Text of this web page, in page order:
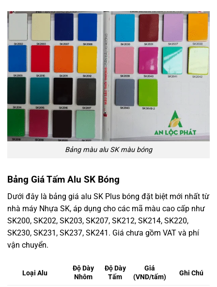
Bảng màu alu SK màu bóng
Bảng Giá Tấm Alu SK Bóng
Dưới đây là bảng giá alu SK Plus bóng đặt biệt mới nhất từ
nhà máy Nhựa SK, áp dụng cho các mã màu cao cấp như
SK200, SK202, SK203, SK207, SK212, SK214, SK220,
SK230, SK231, SK237, SK241. Giá chưa gồm VAT và phí
vận chuyển.
Loại Alu
Độ Dày
Nhôm
Độ Dày
Tấm
Giá
(VND/tấm)
Ghi Chú